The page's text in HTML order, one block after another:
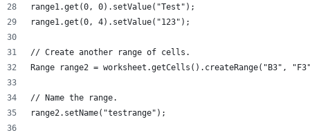
range1.get(0, 0).setValue("Test");
range1.get(0, 4).setValue("123");
// Create another range of cells.
Range range2 = worksheet.getCells().createRange("B3",
// Name the range.
range2.setName("testrange");